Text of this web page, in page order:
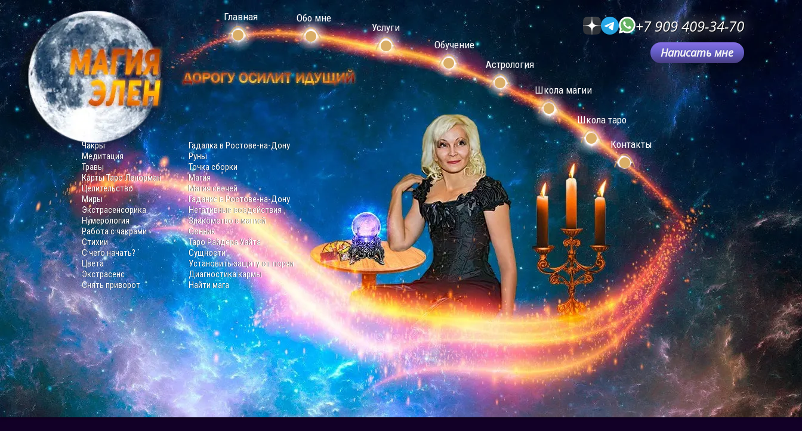
Главная
Обо мне
Услуги
Обучение
Астрология
Школа магии
Школа таро
Контакты
+7 909 409-34-70
Написать мне
Чакры
Гадалка в Ростове-на-Дону
Медитация
Руны
Травы
Точка сборки
Карты Таро Ленорман
Магия
Целительство
Магия свечей
Миры
Гадание в Ростове-на-Дону
Экстрасенсорика
Негативные воздействия
Нумерология
Знакомство с магией
Работа с чакрами
Сонник
Стихии
Таро Райдера Уайта
С чего начать?
Сущности
Цвета
Установить защиту от порчи
Экстрасенс
Диагностика кармы
Снять приворот
Найти мага